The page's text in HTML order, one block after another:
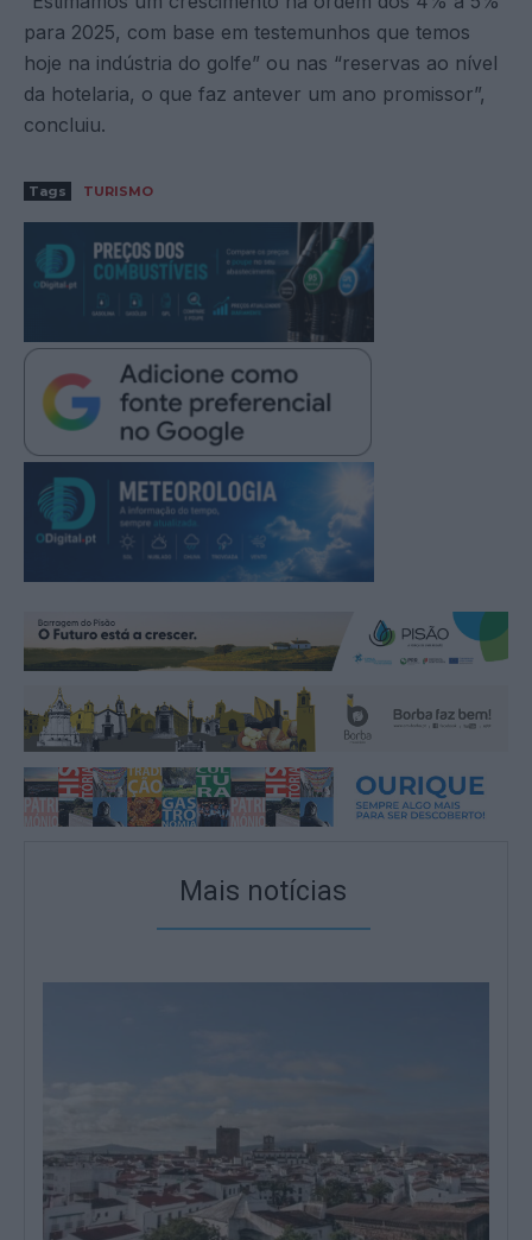
para 2025, com base em testemunhos que temos
hoje na indústria do golfe” ou nas “reservas ao nível
da hotelaria, o que faz antever um ano promissor”,
concluiu.
Tags TURISMO
Mais notícias